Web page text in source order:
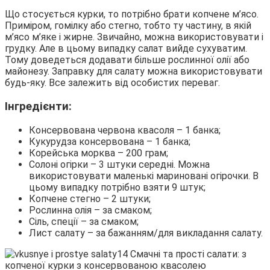
Що стосується курки, то потрібно брати копчене м’ясо.
Приміром, гомілку або стегно, тобто ту частину, в якій
м’ясо м’яке і жирне. Звичайно, можна використовувати і
грудку. Але в цьому випадку салат вийде сухуватим.
Тому доведеться додавати більше рослинної олії або
майонезу. Заправку для салату можна використовувати
будь-яку. Все залежить від особистих переваг.
Інгредієнти:
Консервована червона квасоля – 1 банка;
Кукурудза консервована – 1 банка;
Корейська морква – 200 грам;
Солоні огірки – 3 штуки середні. Можна
використовувати маленькі мариновані огірочки. В
цьому випадку потрібно взяти 9 штук;
Копчене стегно – 2 штуки;
Рослинна олія – за смаком;
Сіль, спеції – за смаком;
Лист салату – за бажанням/для викладання салату.